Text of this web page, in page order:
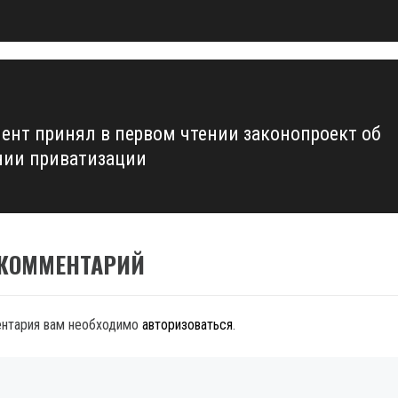
принял в первом чтении законопроект об
приватизации
вам необходимо авторизоваться.